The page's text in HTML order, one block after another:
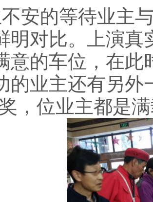
的等待业主与
明对比。
上演真
意的车位，在
的业主还有另外
， 位业主都是